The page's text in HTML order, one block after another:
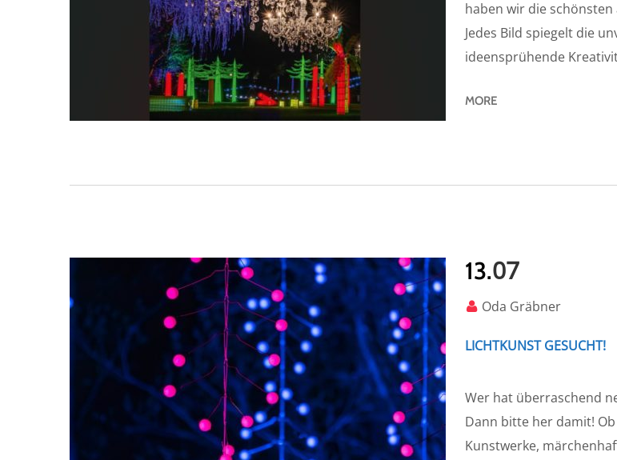
haben wir die
Jedes Bild spiegelt die
ideensprühende
MORE
13.07
Oda Gräbner
LICHTKUNST GESUCHT!
Wer hat überraschend
Dann bitte her damit!
Kunstwerke,